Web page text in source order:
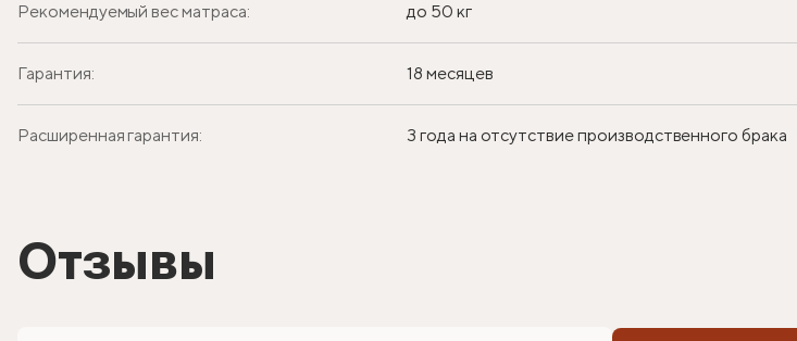
Рекомендуемый вес матраса: до 50 кг
Гарантия: 18 месяцев
Расширенная гарантия: 3 года на отсутствие производственного брака
Отзывы